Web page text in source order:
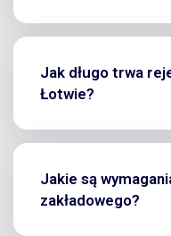
Jak długo trwa
Łotwie?
Jakie są
zakładowego?